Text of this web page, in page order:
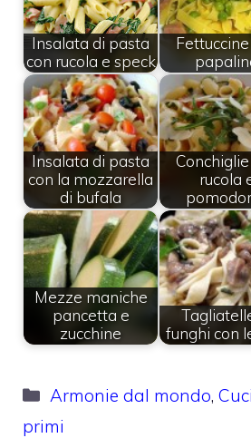
Insalata di pasta
con rucola e speck
Insalata di pasta
con la mozzarella
di bufala
rucola
Mezze maniche
pancetta e
zucchine
funghi con
Categorie
Armonie dal mondo,
primi